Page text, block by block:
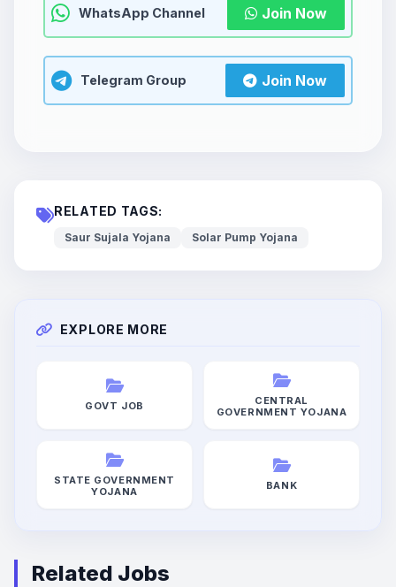
WhatsApp Channel Join Now
Telegram Group Join Now
RELATED TAGS:
Saur Sujala Yojana Solar Pump Yojana
EXPLORE MORE
GOVT JOB
CENTRAL
GOVERNMENT YOJANA
STATE GOVERNMENT
YOJANA
BANK
Related Jobs